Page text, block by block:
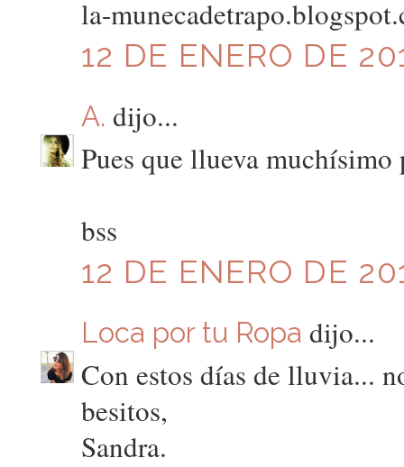
la-
12 DE ENERO DE
A. dijo...
Pues que llueva
bss
12 DE ENERO DE
Loca por tu Ropa dijo...
Con estos días de lluvia...
besitos,
Sandra.